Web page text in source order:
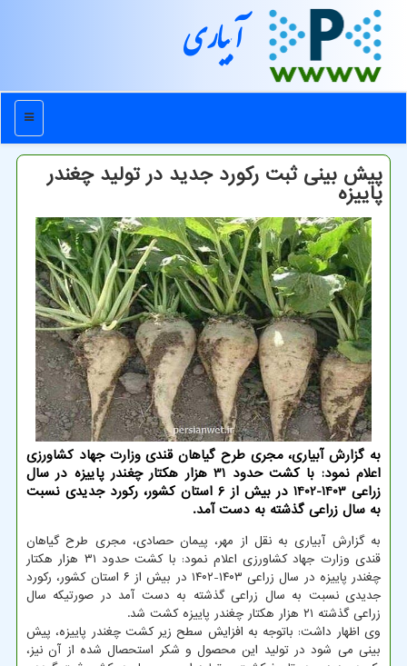
آبیاری
منو
پیش بینی ثبت رکورد جدید در تولید چغندر
پاییزه
به گزارش آبیاری، مجری طرح گیاهان قندی وزارت جهاد کشاورزی
اعلام نمود: با کشت حدود 31 هزار هکتار چغندر پاییزه در سال
زراعی 1403-1402 در بیش از 6 استان کشور، رکورد جدیدی نسبت
به سال زراعی گذشته به دست آمد.
به گزارش آبیاری به نقل از مهر، پیمان حصادی، مجری طرح گیاهان
قندی وزارت جهاد کشاورزی اعلام نمود: با کشت حدود ۳۱ هزار هکتار
چغندر پاییزه در سال زراعی ۱۴۰۳-۱۴۰۲ در بیش از ۶ استان کشور، رکورد
جدیدی نسبت به سال زراعی گذشته به دست آمد در صورتیکه سال
زراعی گذشته ۲۱ هزار هکتار چغندر پاییزه کشت شد.
وی اظهار داشت: باتوجه به افزایش سطح زیر کشت چغندر پاییزه، پیش
بینی می شود در تولید این محصول و شکر استحصال شده از آن نیز،